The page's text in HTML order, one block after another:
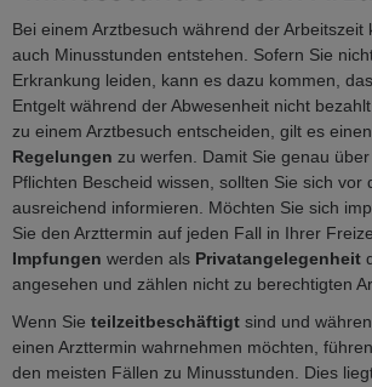
Bei einem Arztbesuch während der Arbeitszeit
auch Minusstunden entstehen. Sofern Sie
Erkrankung leiden, kann es dazu kommen,
Entgelt während der Abwesenheit nicht
zu einem Arztbesuch entscheiden, gilt es
Regelungen zu werfen. Damit Sie genau
Pflichten Bescheid wissen, sollten Sie sich vor
ausreichend informieren. Möchten Sie sich
Sie den Arzttermin auf jeden Fall in Ihrer
Impfungen werden als Privatangelegenheit
angesehen und zählen nicht zu berechtigten
Wenn Sie teilzeitbeschäftigt sind und
einen Arzttermin wahrnehmen möchten,
den meisten Fällen zu Minusstunden. Dies